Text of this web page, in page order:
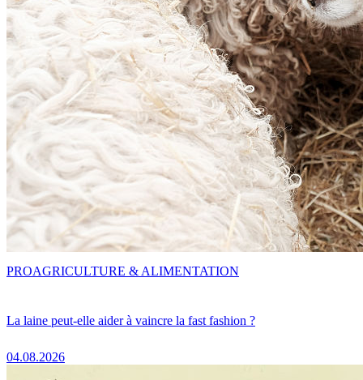
La laine peut-elle aider à vaincre la fast fashion ?
04.08.2026
PROAGRICULTURE & ALIMENTATION